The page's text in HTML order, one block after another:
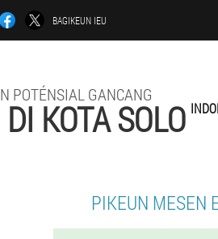
BAGIKEUN IEU
POTÉNSIAL GANCANG
KOTA SOLO
PIKEUN MESEN